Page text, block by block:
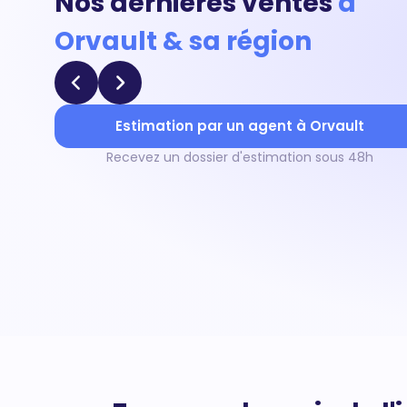
Orvault & sa région
Estimation par un agent à Orvault
Recevez un dossier d'estimation sous 48h